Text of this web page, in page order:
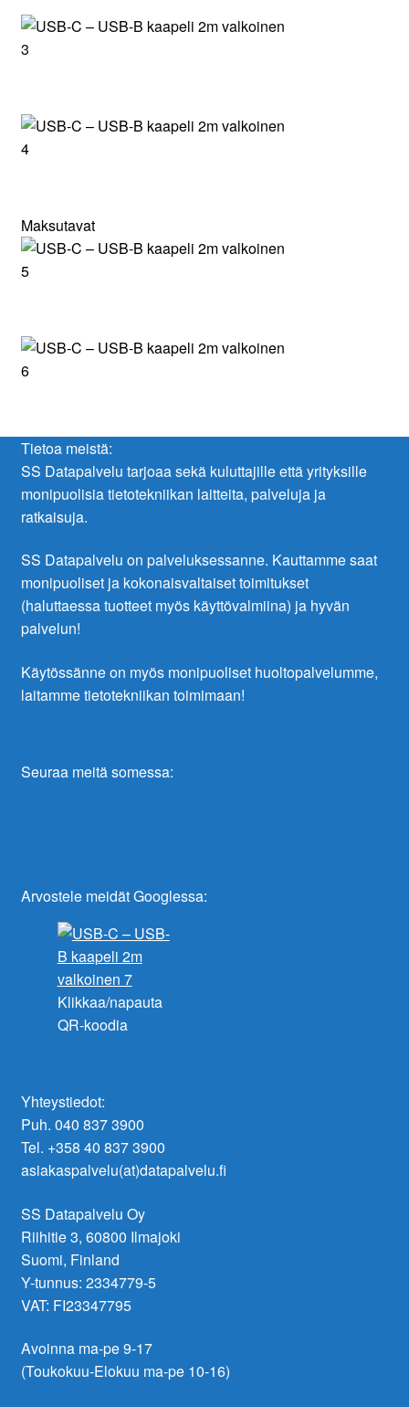
Maksutavat
Tietoa meistä:
SS Datapalvelu tarjoaa sekä kuluttajille että yrityksille
monipuolisia tietotekniikan laitteita, palveluja ja
ratkaisuja.
SS Datapalvelu on palveluksessanne. Kauttamme saat
monipuoliset ja kokonaisvaltaiset toimitukset
(haluttaessa tuotteet myös käyttövalmiina) ja hyvän
palvelun!
Käytössänne on myös monipuoliset huoltopalvelumme,
laitamme tietotekniikan toimimaan!
Seuraa meitä somessa:
Arvostele meidät Googlessa:
Klikkaa/napauta
QR-koodia
Yhteystiedot:
Puh. 040 837 3900
Tel. +358 40 837 3900
asiakaspalvelu(at)datapalvelu.fi
SS Datapalvelu Oy
Riihitie 3, 60800 Ilmajoki
Suomi, Finland
Y-tunnus: 2334779-5
VAT: FI23347795
Avoinna ma-pe 9-17
(Toukokuu-Elokuu ma-pe 10-16)